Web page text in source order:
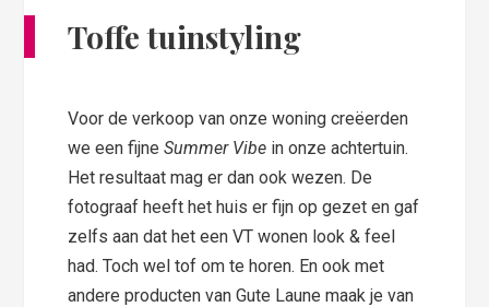
Toffe tuinstyling
Voor de verkoop van onze woning creëerden
we een fijneSummer Vibe in onze achtertuin.
Het resultaat mag er dan ook wezen. De
fotograaf heeft het huis er fijn op gezet en gaf
zelfs aan dat het een VT wonen look & feel
had. Toch wel tof om te horen. En ook met
andere producten van Gute Laune maak je van